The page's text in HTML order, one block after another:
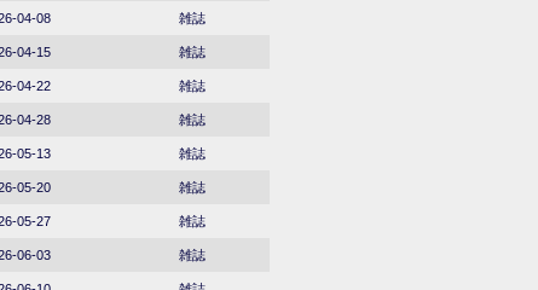
04-08 雑誌
04-15 雑誌
04-22 雑誌
04-28 雑誌
05-13 雑誌
05-20 雑誌
05-27 雑誌
06-03 雑誌